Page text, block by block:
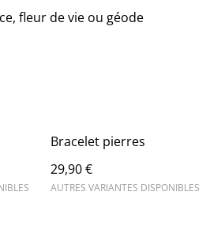
fleur de vie ou géode
Bracelet pierres
29,90 €
AUTRES VARIANTES DISPONIBLES